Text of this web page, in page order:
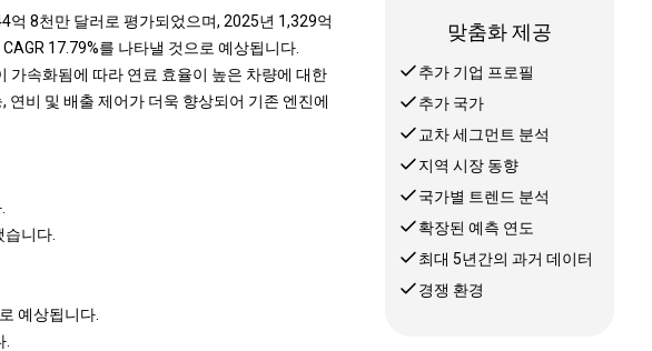
억 8천만 달러로 평가되었으며, 2025년 1,329억
17.79%를 나타낼 것으로 예상됩니다.
가속화됨에 따라 연료 효율이 높은 차량에 대한
연비 및 배출 제어가 더욱 향상되어 기존 엔진에
니다.
예상됩니다.
맞춤화 제공
추가 기업 프로필
추가 국가
교차 세그먼트 분석
지역 시장 동향
국가별 트렌드 분석
확장된 예측 연도
최대 5년간의 과거 데이터
경쟁 환경